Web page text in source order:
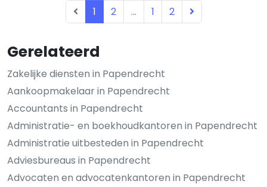
Gerelateerd
Zakelijke diensten in Papendrecht
Aankoopmakelaar in Papendrecht
Accountants in Papendrecht
Administratie- en boekhoudkantoren in Papendrecht
Administratie uitbesteden in Papendrecht
Adviesbureaus in Papendrecht
Advocaten en advocatenkantoren in Papendrecht
1 2 ... 1 2